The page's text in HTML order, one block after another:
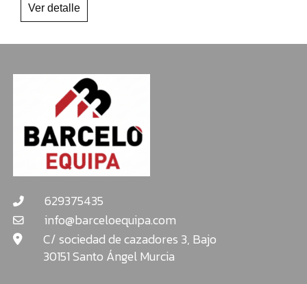
629375435
info@barceloequipa.com
C/ sociedad de cazadores 3, Bajo
30151 Santo Ángel Murcia